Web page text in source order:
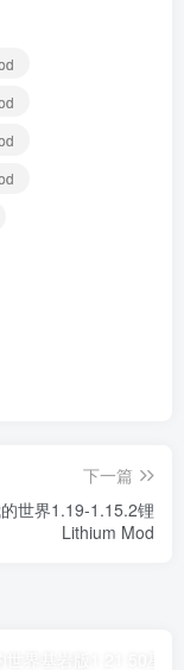
下一篇
世界1.19-1.15.2锂
Lithium Mod